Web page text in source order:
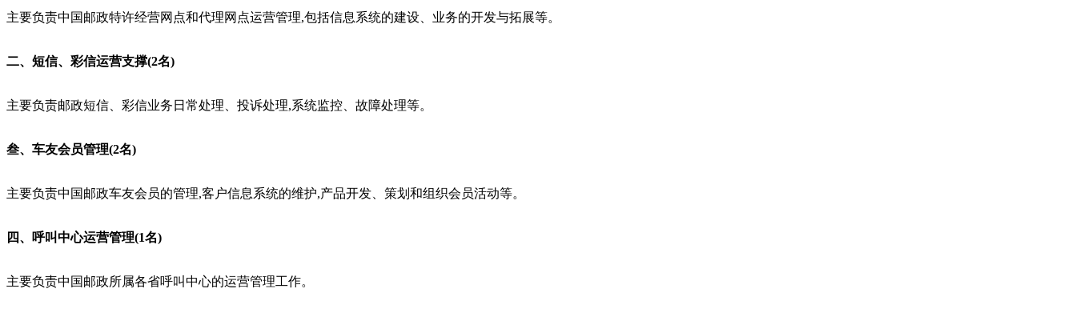
主要负责中国邮政特许经营网点和代理网点运营管理,包括信息系统的建设、业务的开发与拓展等。
二、短信、彩信运营支撑(2名)
主要负责邮政短信、彩信业务日常处理、投诉处理,系统监控、故障处理等。
叁、车友会员管理(2名)
主要负责中国邮政车友会员的管理,客户信息系统的维护,产品开发、策划和组织会员活动等。
四、呼叫中心运营管理(1名)
主要负责中国邮政所属各省呼叫中心的运营管理工作。